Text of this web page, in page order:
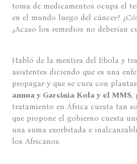
toma de medicamentos ocupa el
en el mundo luego del cáncer?
¿Acaso los remedios no deberían
Habló de la mentira del Ebola y
asistentes diciendo que es una
propagar y que se cura con
annua y Garcinia Kola y el MMS,
tratamiento en África cuesta tan
que propone el gobierno cuesta
una suma exorbitada e
los Africanos.